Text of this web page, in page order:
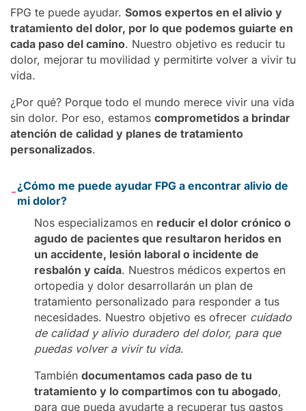
FPG te puede ayudar. Somos expertos en el alivio y
tratamiento del dolor, por lo que podemos guiarte en
cada paso del camino. Nuestro objetivo es reducir tu
dolor, mejorar tu movilidad y permitirte volver a vivir tu
vida.
¿Por qué? Porque todo el mundo merece vivir una vida
sin dolor. Por eso, estamos comprometidos a brindar
atención de calidad y planes de tratamiento
personalizados.
-¿Cómo me puede ayudar FPG a encontrar alivio de
mi dolor?
Nos especializamos en reducir el dolor crónico o
agudo de pacientes que resultaron heridos en
un accidente, lesión laboral o incidente de
resbalón y caída. Nuestros médicos expertos en
ortopedia y dolor desarrollarán un plan de
tratamiento personalizado para responder a tus
necesidades. Nuestro objetivo es ofrecer cuidado
de calidad y alivio duradero del dolor, para que
puedas volver a vivir tu vida.
También documentamos cada paso de tu
tratamiento y lo compartimos con tu abogado,
para que pueda ayudarte a recuperar tus gastos